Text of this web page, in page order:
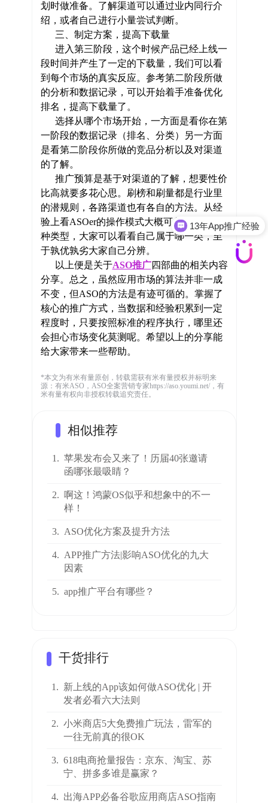
划时做准备。了解渠道可以通过业内同行介
绍，或者自己进行小量尝试判断。
三、制定方案，提高下载量
进入第三阶段，这个时候产品已经上线一
段时间并产生了一定的下载量，我们可以看
到每个市场的真实反应。参考第二阶段所做
的分析和数据记录，可以开始着手准备优化
排名，提高下载量了。
选择从哪个市场开始，一方面是看你在第
一阶段的数据记录（排名、分类）另一方面
是看第二阶段你所做的竞品分析以及对渠道
的了解。
推广预算是基于对渠道的了解，想要性价
比高就要多花心思。刷榜和刷量都是行业里
的潜规则，各路渠道也有各自的方法。从经
验上看ASOer的操作模式大概可分为以下四
种类型，大家可以看看自己属于哪一类，至
于孰优孰劣大家自己分辨。
以上便是关于ASO推广四部曲的相关内容
分享。总之，虽然应用市场的算法并非一成
不变，但ASO的方法是有迹可循的。掌握了
核心的推广方式，当数据和经验积累到一定
程度时，只要按照标准的程序执行，哪里还
会担心市场变化莫测呢。希望以上的分享能
给大家带来一些帮助。
*本文为有米有量原创，转载需获有米有量授权并标明来
源：有米ASO，ASO全案营销专家https://aso.youmi.net/，有
米有量有权向非授权转载追究责任。
相似推荐
1. 苹果发布会又来了！历届40张邀请
函哪张最吸睛？
2. 啊这！鸿蒙OS似乎和想象中的不一
样！
3. ASO优化方案及提升方法
4. APP推广方法|影响ASO优化的九大
因素
5. app推广平台有哪些？
干货排行
1. 新上线的App该如何做ASO优化 | 开
发者必看六大法则
2. 小米商店5大免费推广玩法，雷军的
一往无前真的很OK
3. 618电商抢量报告：京东、淘宝、苏
宁、拼多多谁是赢家？
4. 出海APP必备谷歌应用商店ASO指南
13年App推广经验
ASO全案优化